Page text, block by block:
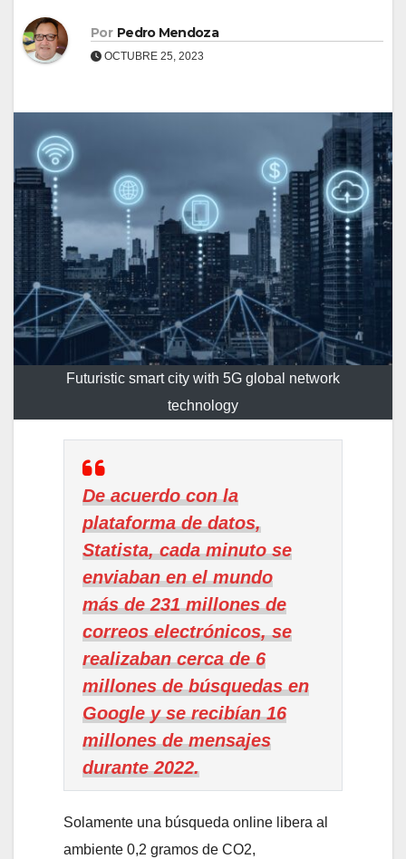
Por Pedro Mendoza
OCTUBRE 25, 2023
Futuristic smart city with 5G global network
technology
De acuerdo con la
plataforma de datos,
Statista, cada minuto se
enviaban en el mundo
más de 231 millones de
correos electrónicos, se
realizaban cerca de 6
millones de búsquedas en
Google y se recibían 16
millones de mensajes
durante 2022.
Solamente una búsqueda online libera al
ambiente 0,2 gramos de CO2,